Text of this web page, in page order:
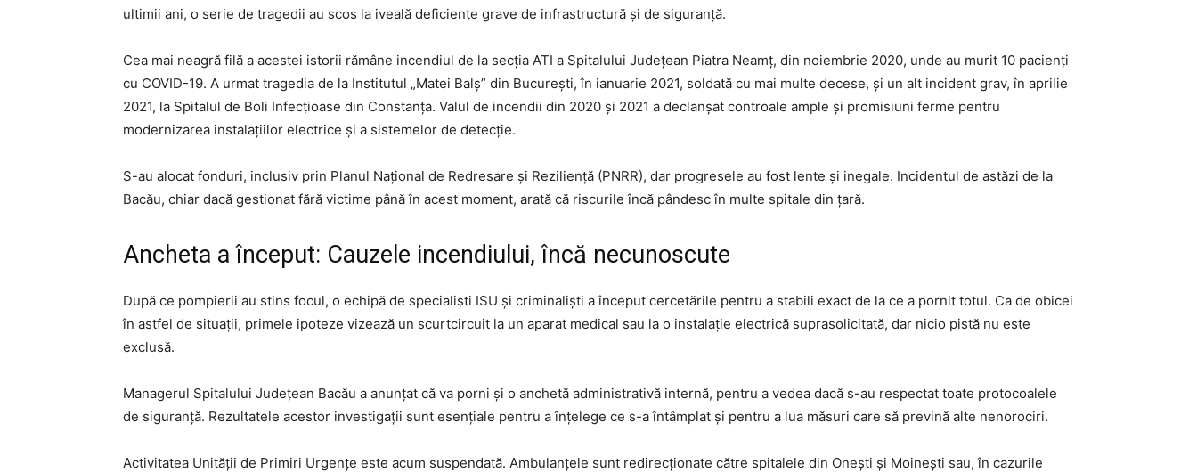
ultimii ani, o serie de tragedii au scos la iveală deficiențe grave de infrastructură și de siguranță.
Cea mai neagră filă a acestei istorii rămâne incendiul de la secția ATI a Spitalului Județean Piatra Neamț, din noiembrie 2020, unde au murit 10 pacienți
cu COVID-19. A urmat tragedia de la Institutul „Matei Balș” din București, în ianuarie 2021, soldată cu mai multe decese, și un alt incident grav, în aprilie
2021, la Spitalul de Boli Infecțioase din Constanța. Valul de incendii din 2020 și 2021 a declanșat controale ample și promisiuni ferme pentru
modernizarea instalațiilor electrice și a sistemelor de detecție.
S-au alocat fonduri, inclusiv prin Planul Național de Redresare și Reziliență (PNRR), dar progresele au fost lente și inegale. Incidentul de astăzi de la
Bacău, chiar dacă gestionat fără victime până în acest moment, arată că riscurile încă pândesc în multe spitale din țară.
Ancheta a început: Cauzele incendiului, încă necunoscute
După ce pompierii au stins focul, o echipă de specialiști ISU și criminaliști a început cercetările pentru a stabili exact de la ce a pornit totul. Ca de obicei
în astfel de situații, primele ipoteze vizează un scurtcircuit la un aparat medical sau la o instalație electrică suprasolicitată, dar nicio pistă nu este
exclusă.
Managerul Spitalului Județean Bacău a anunțat că va porni și o anchetă administrativă internă, pentru a vedea dacă s-au respectat toate protocoalele
de siguranță. Rezultatele acestor investigații sunt esențiale pentru a înțelege ce s-a întâmplat și pentru a lua măsuri care să prevină alte nenorociri.
Activitatea Unității de Primiri Urgențe este acum suspendată. Ambulanțele sunt redirecționate către spitalele din Onești și Moinești sau, în cazurile